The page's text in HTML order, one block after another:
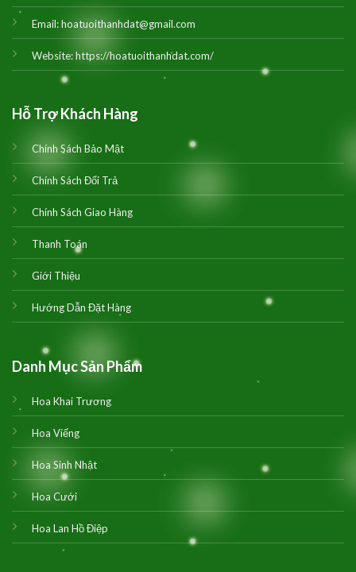
Email:hoatuoithanhdat@gmail.com
Website:https://hoatuoithanhdat.com/
Hỗ Trợ Khách Hàng
Chính Sách Bảo Mật
Chính Sách Đổi Trả
Chính Sách Giao Hàng
Thanh Toán
Giới Thiệu
Hướng Dẫn Đặt Hàng
Danh Mục Sản Phẩm
Hoa Khai Trương
Hoa Viếng
Hoa Sinh Nhật
Hoa Cưới
Hoa Lan Hồ Điệp